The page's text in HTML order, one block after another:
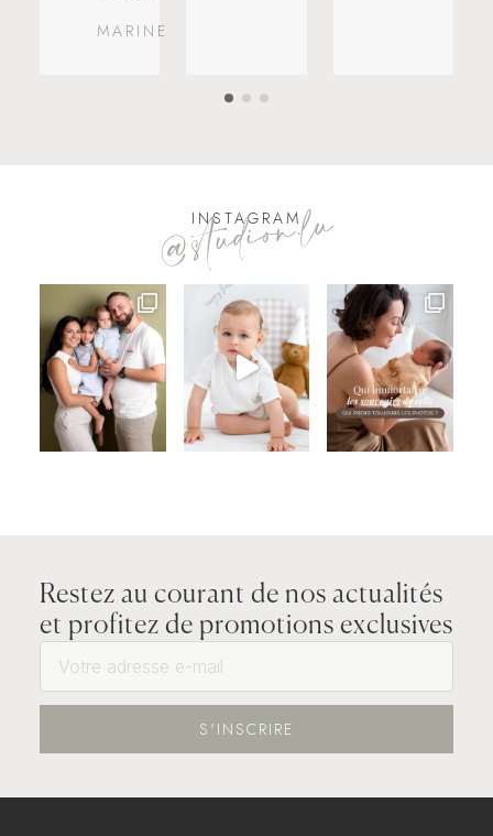
MARINE
INSTAGRAM
@studion.lu
Restez au courant de nos actualités
et profitez de promotions exclusives
S'INSCRIRE